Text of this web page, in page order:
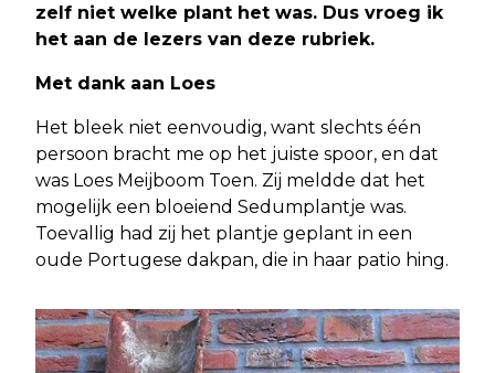
zelf niet welke plant het was. Dus vroeg ik
het aan de lezers van deze rubriek.
Met dank aan Loes
Het bleek niet eenvoudig, want slechts één
persoon bracht me op het juiste spoor, en dat
was Loes Meijboom Toen. Zij meldde dat het
mogelijk een bloeiend Sedumplantje was.
Toevallig had zij het plantje geplant in een
oude Portugese dakpan, die in haar patio hing.